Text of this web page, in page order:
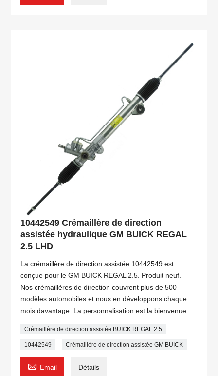
10442549 Crémaillère de direction
assistée hydraulique GM BUICK REGAL
2.5 LHD
La crémaillère de direction assistée 10442549 est
conçue pour le GM BUICK REGAL 2.5. Produit neuf.
Nos crémaillères de direction couvrent plus de 500
modèles automobiles et nous en développons chaque
mois davantage. La personnalisation est la bienvenue.
Crémaillère de direction assistée BUICK REGAL 2.5
10442549 Crémaillère de direction assistée GM BUICK
 Email Détails